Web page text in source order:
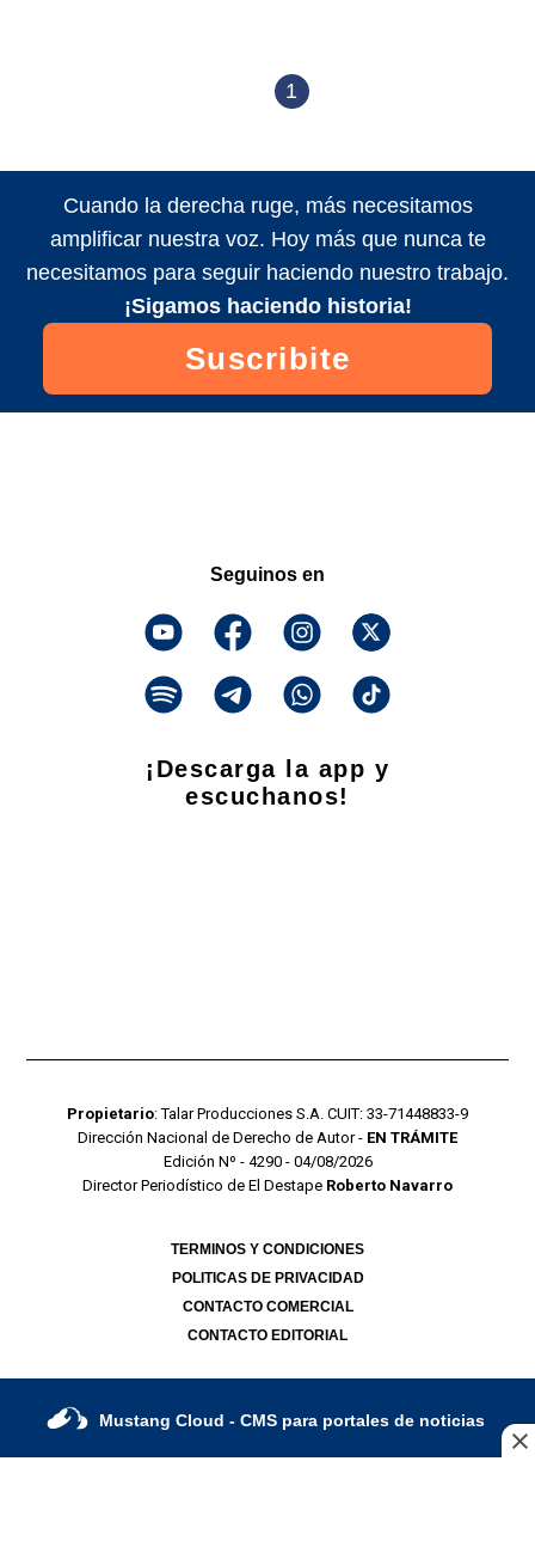
1
Cuando la derecha ruge, más necesitamos
amplificar nuestra voz. Hoy más que nunca te
necesitamos para seguir haciendo nuestro trabajo.
¡Sigamos haciendo historia!
Suscribite
Seguinos en
¡Descarga la app y
escuchanos!
Propietario: Talar Producciones S.A. CUIT: 33-71448833-9
Dirección Nacional de Derecho de Autor - EN TRÁMITE
Edición Nº - 4290 - 04/08/2026
Director Periodístico de El Destape Roberto Navarro
TERMINOS Y CONDICIONES
POLITICAS DE PRIVACIDAD
CONTACTO COMERCIAL
CONTACTO EDITORIAL
Mustang Cloud - CMS para portales de noticias